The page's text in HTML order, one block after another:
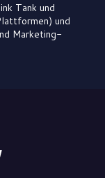
Tank und
und
Marketing-